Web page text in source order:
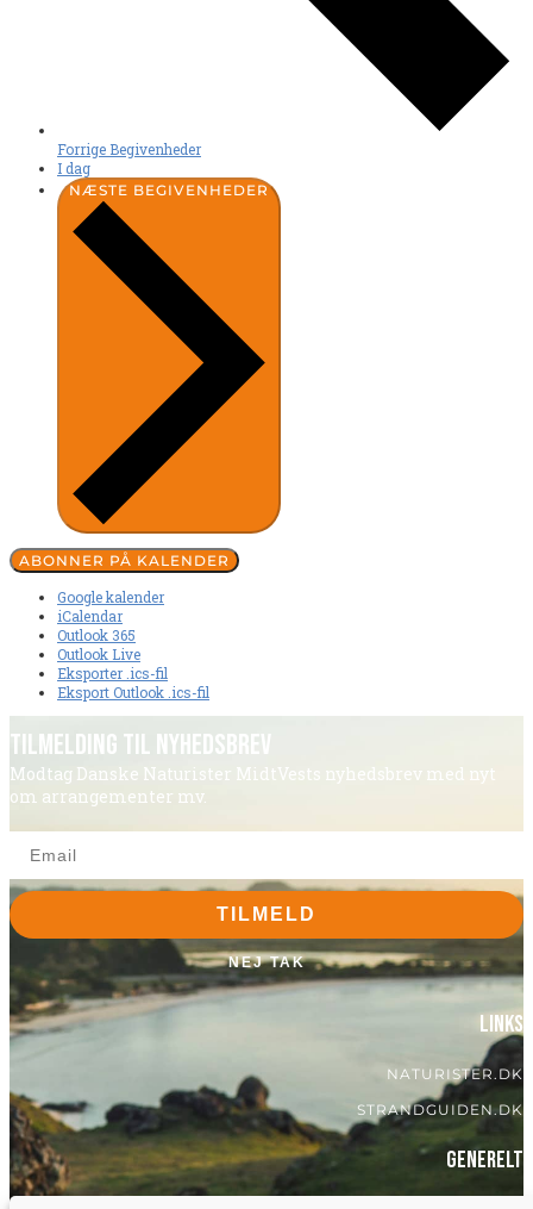
Forrige Begivenheder
I dag
NÆSTE BEGIVENHEDER
ABONNER PÅ KALENDER
Google kalender
iCalendar
Outlook 365
Outlook Live
Eksporter .ics-fil
Eksport Outlook .ics-fil
Tilmelding til nyhedsbrev
Modtag Danske Naturister MidtVests nyhedsbrev med nyt
om arrangementer mv.
TILMELD
NEJ TAK
Links
NATURISTER.DK
STRANDGUIDEN.DK
Generelt